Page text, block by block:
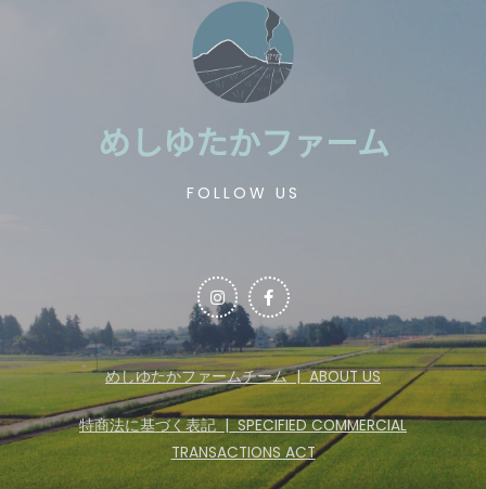
めしゆたかファーム
FOLLOW US
めしゆたかファームチーム | ABOUT US
特商法に基づく表記 | SPECIFIED COMMERCIAL
TRANSACTIONS ACT